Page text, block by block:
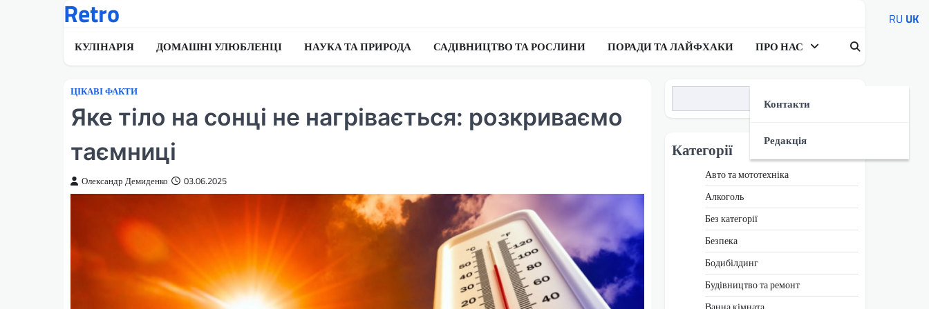
Retro
КУЛІНАРІЯ ДОМАШНІ УЛЮБЛЕНЦІ НАУКА ТА ПРИРОДА САДІВНИЦТВО ТА РОСЛИНИ ПОРАДИ ТА ЛАЙФХАКИ ПРО НАС
Контакти
Редакція
ЦІКАВІ ФАКТИ
Яке тіло на сонці не нагрівається: розкриваємо
таємниці
Олександр Демиденко 03.06.2025
Категорії
Авто та мототехніка
Алкоголь
Без категорії
Безпека
Бодибілдинг
Будівництво та ремонт
RU UK